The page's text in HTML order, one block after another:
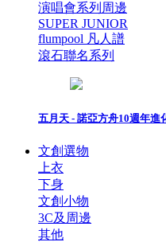
演唱會系列周邊
SUPER JUNIOR
flumpool 凡人譜
滾石聯名系列
五月天 - 諾亞方舟10週年進
文創選物
上衣
下身
文創小物
3C及周邊
其他